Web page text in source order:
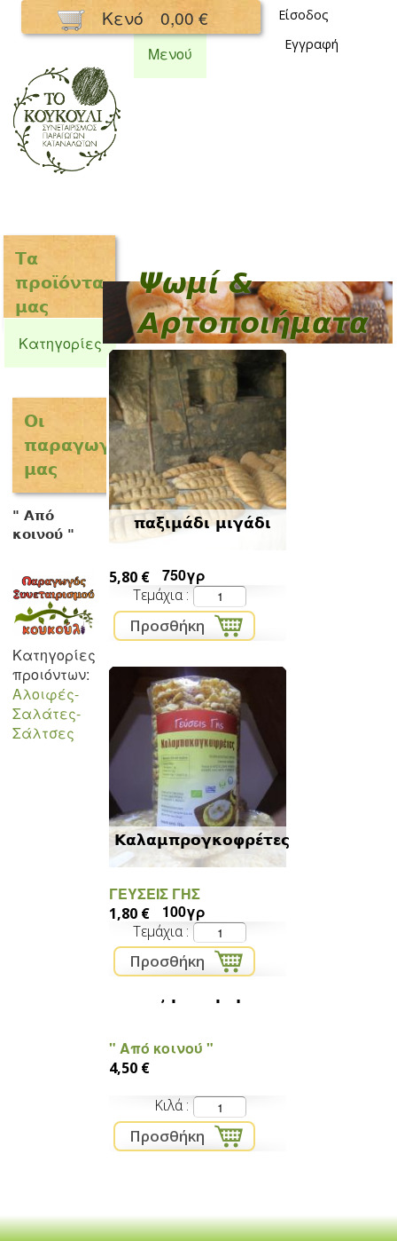
Παράκαμψη
προς το
κυρίως
Κενό 0,00 €
Είσοδος
Εγγραφή
Συνεταιρισμός
Μενού
Τα
προϊόντα
μας
Κατηγορίες
Οι
παραγωγοί
μας
" Από
κοινού "
Κατηγορίες
προιόντων:
Αλοιφές-
Σαλάτες-
Σάλτσες
Ψωμί &
Αρτοποιήματα
παξιμάδι μιγάδι
5,80 € 750γρ
Τεμάχια
Καλαμπρογκοφρέτες
ΓΕΥΣΕΙΣ ΓΗΣ
1,80 € 100γρ
Τεμάχια
" Από κοινού "
4,50 €
Κιλά